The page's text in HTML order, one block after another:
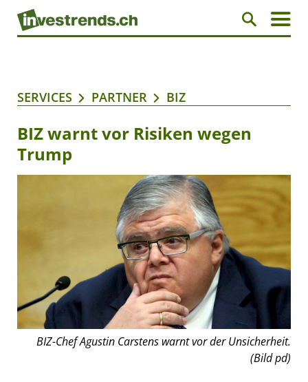
SERVICES PARTNER BIZ
BIZ warnt vor Risiken wegen
Trump
BIZ-Chef Agustin Carstens warnt vor der Unsicherheit.
(Bild pd)